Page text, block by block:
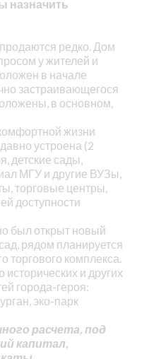
назначить
редко. Дом
у жителей и
в начале
застраивающегося
в основном,
жизни
устроена (2
детские сады,
МГУ и другие ВУЗы,
торговые центры,
доступности
был открыт новый
рядом планируется
торгового комплекса.
и других
города-героя:
эко-парк
расчета, под
капитал,